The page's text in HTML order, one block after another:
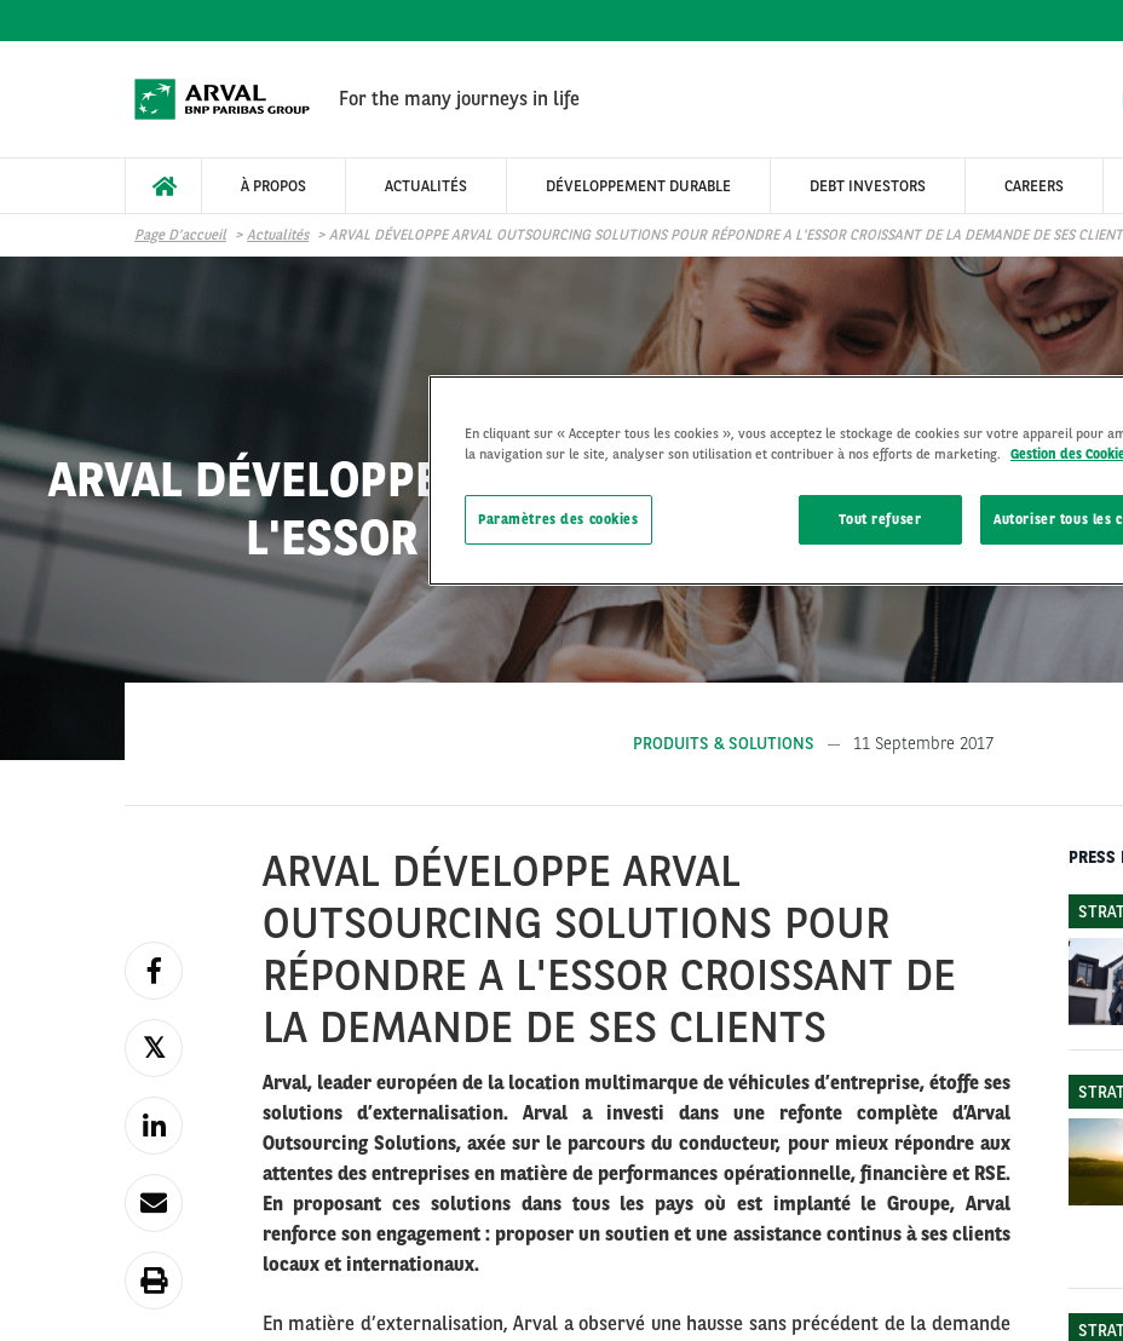
For the many journeys in life
À PROPOS ACTUALITÉS DÉVELOPPEMENT DURABLE DEBT INVESTORS CAREERS
Page D’accueil Actualités ARVAL DÉVELOPPE ARVAL OUTSOURCING SOLUTIONS POUR RÉPONDRE A L'ESSOR CROISSANT DE LA DEMANDE DE SES
ARVAL DÉVELOPPE ARVAL OUTSOURCING
L'ESSOR CROISSANT DE LA DEMANDE DE
PRODUITS & SOLUTIONS 11 Septembre 2017
ARVAL DÉVELOPPE ARVAL
OUTSOURCING SOLUTIONS POUR
RÉPONDRE A L'ESSOR CROISSANT DE
LA DEMANDE DE SES CLIENTS
Arval, leader européen de la location multimarque de véhicules d’entreprise, étoffe ses
solutions d’externalisation. Arval a investi dans une refonte complète d’Arval
Outsourcing Solutions, axée sur le parcours du conducteur, pour mieux répondre aux
attentes des entreprises en matière de performances opérationnelle, financière et RSE.
En proposant ces solutions dans tous les pays où est implanté le Groupe, Arval
renforce son engagement : proposer un soutien et une assistance continus à ses clients
locaux et internationaux.
En matière d’externalisation, Arval a observé une hausse sans précédent de la demande
PRESS
En cliquant sur « Accepter tous les cookies », vous acceptez le stockage de cookies sur votre appareil pour
la navigation sur le site, analyser son utilisation et contribuer à nos efforts de marketing.
Gestion des
Tout refuser Autoriser tous les
Paramètres des cookies